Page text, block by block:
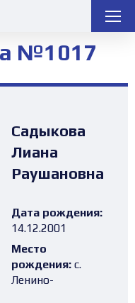
№1017
Садыкова
Лиана
Раушановна
Дата рождения:
14.12.2001
Место
рождения: с.
Ленино-